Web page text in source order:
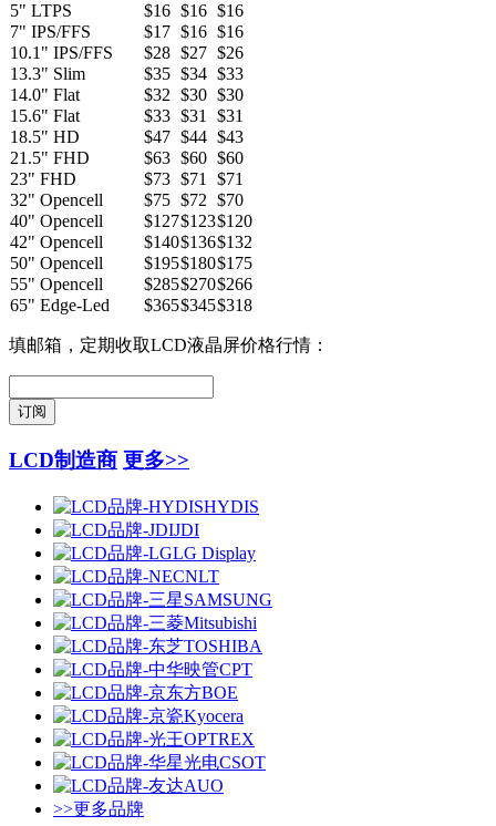
5" LTPS
$16 $16 $16
7" IPS/FFS
$17 $16 $16
10.1" IPS/FFS
$28 $27 $26
13.3" Slim
$35 $34 $33
14.0" Flat
$32 $30 $30
15.6" Flat
$33 $31
$31
18.5" HD
$47 $44 $43
21.5" FHD
$63 $60 $60
23" FHD
$73 $71
$71
32" Opencell
$75 $72 $70
40" Opencell
$127$123$120
42" Opencell
$140$136$132
50" Opencell
$195$180$175
55" Opencell
$285$270$266
65" Edge-Led
$365$345$318
填邮箱，定期收取LCD液晶屏价格行情：
LCD制造商 更多>>
>>更多品牌